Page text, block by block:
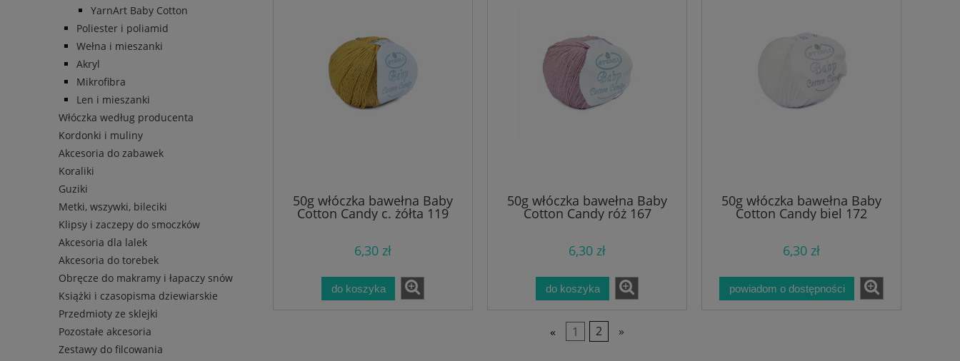
YarnArt Baby Cotton
Poliester i poliamid
Wełna i mieszanki
Akryl
Mikrofibra
Len i mieszanki
Włóczka według producenta
Kordonki i muliny
Akcesoria do zabawek
Koraliki
Guziki
Metki, wszywki, bileciki
Klipsy i zaczepy do smoczków
Akcesoria dla lalek
Akcesoria do torebek
Obręcze do makramy i łapaczy snów
Książki i czasopisma dziewiarskie
Przedmioty ze sklejki
Pozostałe akcesoria
Zestawy do filcowania
50g włóczka bawełna Baby
Cotton Candy c. żółta 119
6,30 zł
do koszyka
50g włóczka bawełna Baby
Cotton Candy róż 167
6,30 zł
do koszyka
50g włóczka bawełna Baby
Cotton Candy biel 172
6,30 zł
powiadom o dostępności
« 1 2 »